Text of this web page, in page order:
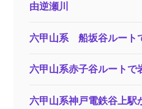
由逆瀬川
六甲山系 船坂谷ルート
六甲山系赤子谷ルートで
六甲山系神戸電鉄谷上駅